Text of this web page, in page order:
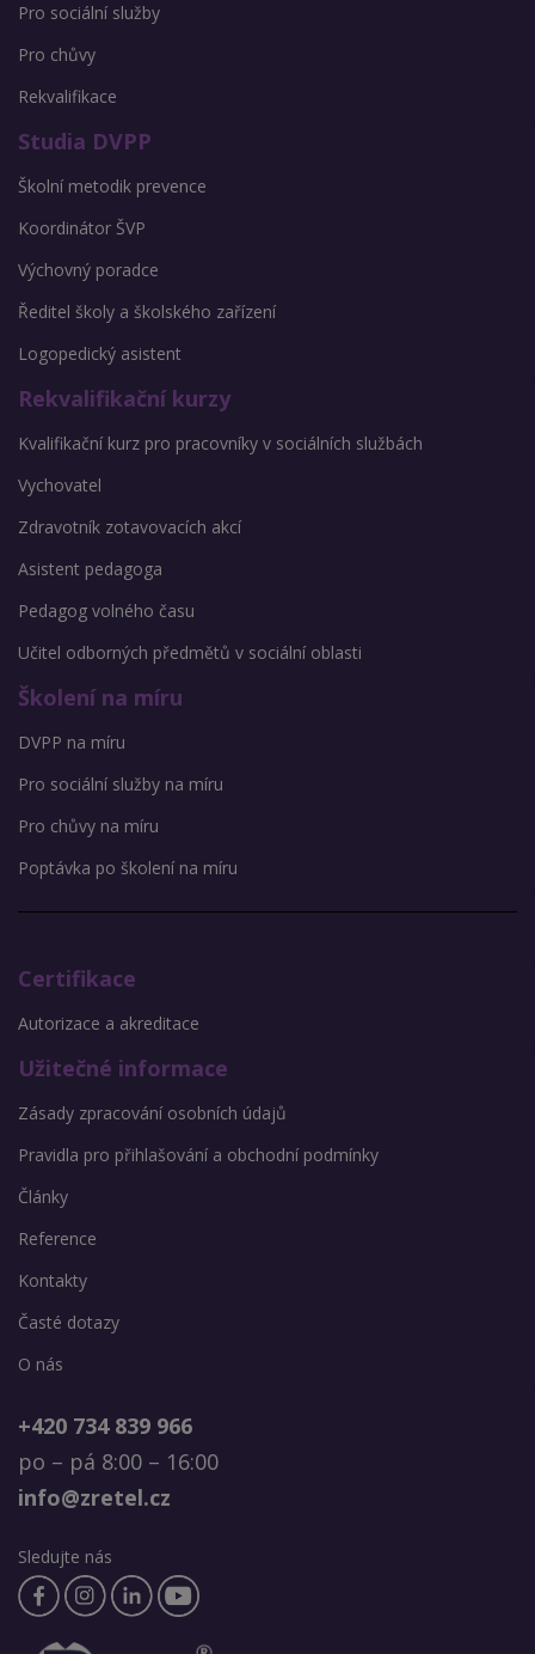
Pro sociální služby
Pro chůvy
Rekvalifikace
Studia DVPP
Školní metodik prevence
Koordinátor ŠVP
Výchovný poradce
Ředitel školy a školského zařízení
Logopedický asistent
Rekvalifikační kurzy
Kvalifikační kurz pro pracovníky v sociálních službách
Vychovatel
Zdravotník zotavovacích akcí
Asistent pedagoga
Pedagog volného času
Učitel odborných předmětů v sociální oblasti
Školení na míru
DVPP na míru
Pro sociální služby na míru
Pro chůvy na míru
Poptávka po školení na míru
Certifikace
Autorizace a akreditace
Užitečné informace
Zásady zpracování osobních údajů
Pravidla pro přihlašování a obchodní podmínky
Články
Reference
Kontakty
Časté dotazy
O nás
+420 734 839 966
po – pá 8:00 – 16:00
info@zretel.cz
Sledujte nás